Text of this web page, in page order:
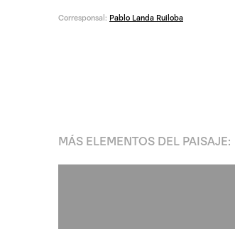
Corresponsal: Pablo Landa Ruiloba
MÁS ELEMENTOS DEL PAISAJE: